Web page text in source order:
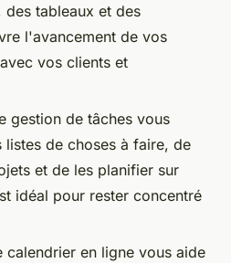
des tableaux et des
l'avancement de vos
vos clients et
gestion de tâches vous
listes de choses à faire, de
et de les planifier sur
idéal pour rester concentré
calendrier en ligne vous aide